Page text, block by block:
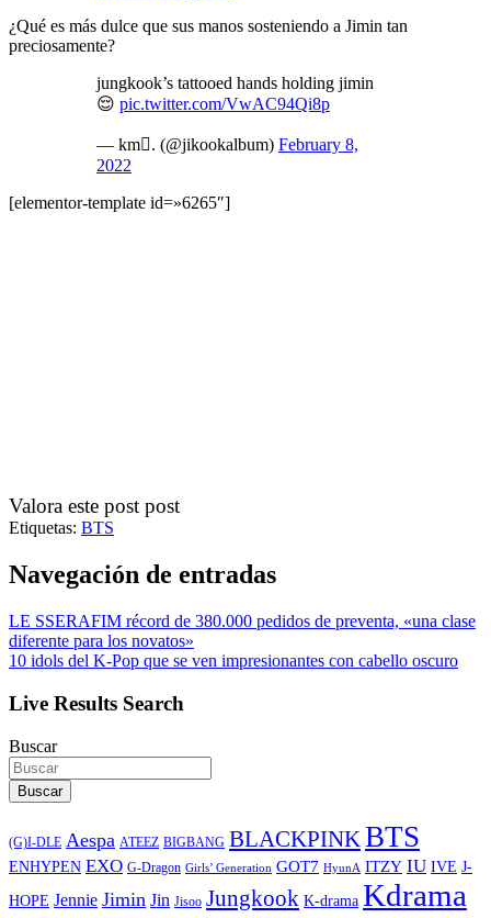
¿Qué es más dulce que sus manos sosteniendo a Jimin tan
preciosamente?
jungkook’s tattooed hands holding jimin
😌 pic.twitter.com/VwAC94Qi8p
— km. (@jikookalbum) February 8,
2022
[elementor-template id=»6265″]
Valora este post post
Etiquetas: BTS
Navegación de entradas
LE SSERAFIM récord de 380.000 pedidos de preventa, «una clase
diferente para los novatos»
10 idols del K-Pop que se ven impresionantes con cabello oscuro
Live Results Search
Buscar
Buscar
(G)I-DLE Aespa ATEEZ BIGBANG BLACKPINK BTS
ENHYPEN EXO G-Dragon Girls’ Generation GOT7 HyunA ITZY IU IVE J-
HOPE Jennie Jimin Jin Jisoo Jungkook K-drama Kdrama